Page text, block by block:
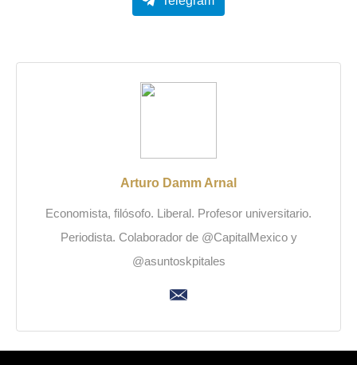
Arturo Damm Arnal
Economista, filósofo. Liberal. Profesor universitario.
Periodista. Colaborador de @CapitalMexico y
@asuntoskpitales